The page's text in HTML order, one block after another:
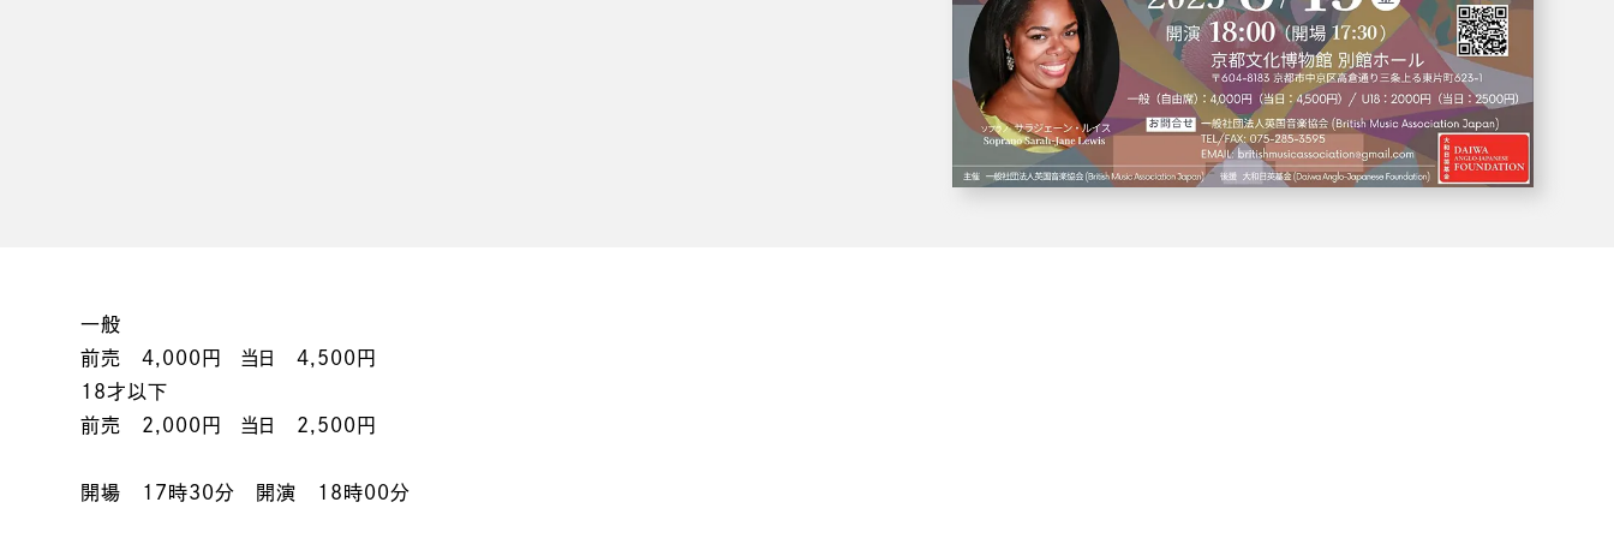
一般
前売 4,000円 当日 4,500円
18才以下
前売 2,000円 当日 2,500円
開場 17時30分 開演 18時00分